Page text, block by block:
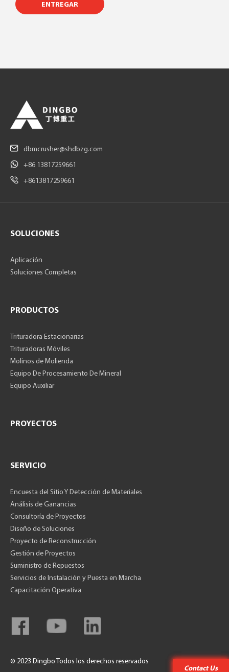
Contact Us
ENTREGAR
dbmcrusher@shdbzg.com
+86 13817259661
+8613817259661
SOLUCIONES
Aplicación
Soluciones Completas
PRODUCTOS
Trituradora Estacionarias
Trituradoras Móviles
Molinos de Molienda
Equipo De Procesamiento De Mineral
Equipo Auxiliar
PROYECTOS
SERVICIO
Encuesta del Sitio Y Detección de Materiales
Análisis de Ganancias
Consultoría de Proyectos
Diseño de Soluciones
Proyecto de Reconstrucción
Gestión de Proyectos
Suministro de Repuestos
Servicios de Instalación y Puesta en Marcha
Capacitación Operativa
© 2023 Dingbo Todos los derechos reservados
Contact Us